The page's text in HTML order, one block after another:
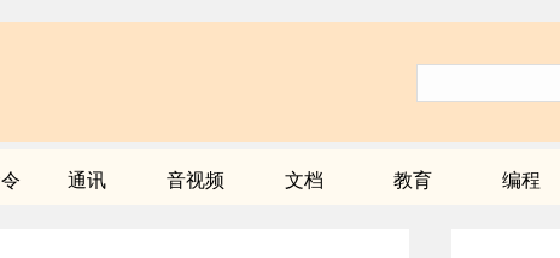
通讯 音视频 文档 教育 编程